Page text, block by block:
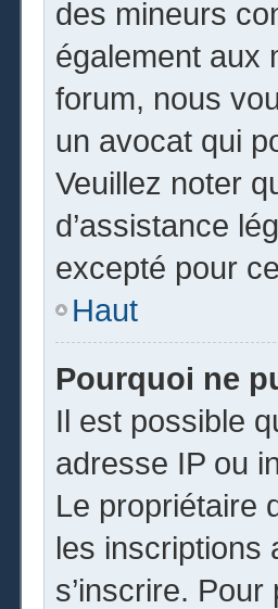
des mineurs
également aux
forum, nous
un avocat qui
Veuillez noter
d’assistance
excepté pour
Haut
Pourquoi ne
Il est possible
adresse IP ou
Le propriétaire
les inscriptions
s’inscrire.